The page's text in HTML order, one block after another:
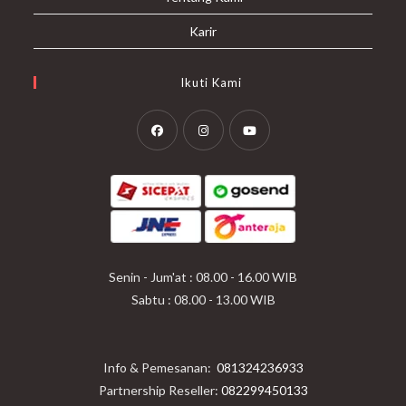
Karir
Ikuti Kami
in
a
new
a
new
in
a
new
Senin - Jum'at : 08.00 - 16.00 WIB
Sabtu : 08.00 - 13.00 WIB
Info & Pemesanan: 081324236933
Partnership Reseller: 082299450133